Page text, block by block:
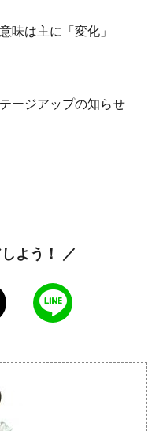
味は主に「変化」
ージアップの知らせ
よう！ ／